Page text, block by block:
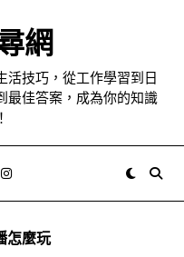
網
活技巧，從工作學習到日
最佳答案，成為你的知識
怎麼玩